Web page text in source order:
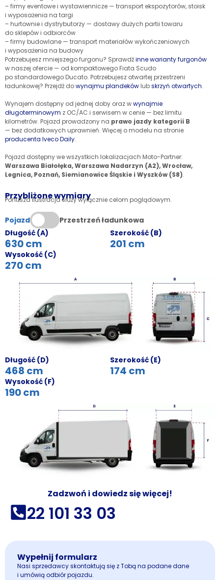
– firmy eventowe i wystawiennicze — transport ekspozytorów, stoisk
i wyposażenia na targi
– hurtownie i dystrybutorzy — dostawy dużych partii towaru
do sklepów i odbiorców
– firmy budowlane — transport materiałów wykończeniowych
i wyposażenia na budowy
Potrzebujesz mniejszego furgonu? Sprawdźinne warianty furgonów
w naszej ofercie — od kompaktowego Fiata Scudo
po standardowego Ducato. Potrzebujesz otwartej przestrzeni
ładunkowej? Przejdź dowynajmu plandekówlubskrzyń otwartych.
Wynajem dostępny od jednej doby oraz wwynajmie
długoterminowym z OC/AC i serwisem w cenie — bez limitu
kilometrów. Pojazd prowadzony na prawo jazdy kategorii B
— bez dodatkowych uprawnień. Więcej o modelu na stronie
producenta Iveco Daily.
Pojazd dostępny we wszystkich lokalizacjach Moto-Partner:
Warszawa Białołęka, Warszawa Nadarzyn (A2), Wrocław,
Legnica, Poznań, Siemianowice Śląskie i Wyszków (S8).
Przybliżone wymiary
Poniższa ilustracja służy wyłącznie celom poglądowym.
Pojazd
Przestrzeń ładunkowa
Długość (A)
630 cm
Szerokość (B)
201 cm
Wysokość (C)
270 cm
Długość (D)
468 cm
Szerokość (E)
174 cm
Wysokość (F)
190 cm
Zadzwoń i dowiedz się więcej!
22 101 33 03
Wypełnij formularz
Nasi sprzedawcy skontaktują się z Tobą na podane dane
i umówią odbiór pojazdu.